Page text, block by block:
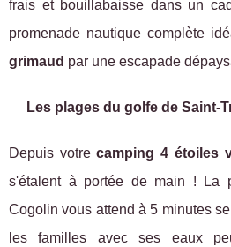
frais et bouillabaisse dans un
promenade nautique complète
grimaud par une escapade
Les plages du golfe de Saint-
Depuis votrecamping 4 étoiles
s'étalent à portée de main ! La
Cogolin vous attend à 5 minutes
les familles avec ses eaux